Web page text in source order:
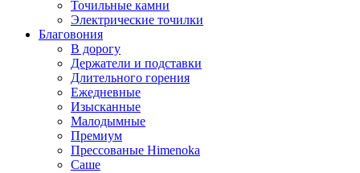
Точильные камни
Электрические точилки
Благовония
В дорогу
Держатели и подставки
Длительного горения
Ежедневные
Изысканные
Малодымные
Премиум
Прессованые Himenoka
Саше